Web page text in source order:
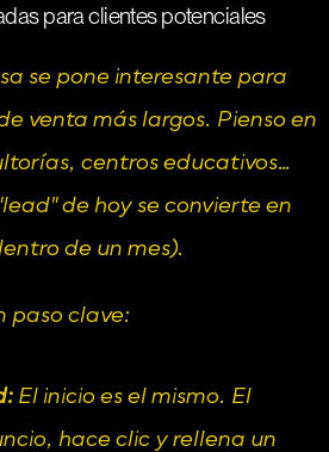
para clientes potenciales
se pone interesante para
venta más largos. Pienso en
centros educativos…
de hoy se convierte en
de un mes).
paso clave:
El inicio es el mismo. El
hace clic y rellena un